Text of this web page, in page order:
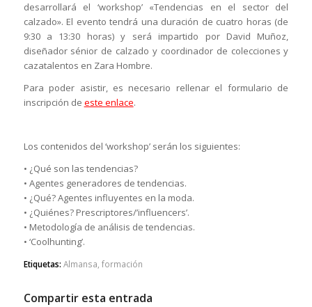
desarrollará el ‘workshop’ «Tendencias en el sector del
calzado». El evento tendrá una duración de cuatro horas (de
9:30 a 13:30 horas) y será impartido por David Muñoz,
diseñador sénior de calzado y coordinador de colecciones y
cazatalentos en Zara Hombre.
Para poder asistir, es necesario rellenar el formulario de
inscripción de este enlace.
Los contenidos del ‘workshop’ serán los siguientes:
• ¿Qué son las tendencias?
• Agentes generadores de tendencias.
• ¿Qué? Agentes influyentes en la moda.
• ¿Quiénes? Prescriptores/’influencers’.
• Metodología de análisis de tendencias.
• ‘Coolhunting’.
Etiquetas: Almansa, formación
Compartir esta entrada